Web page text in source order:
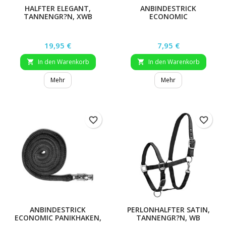
HALFTER ELEGANT,
TANNENGR?N, XWB
Preis
19,95 €
 In den Warenkorb
Mehr
ANBINDESTRICK
ECONOMIC
Preis
7,95 €
 In den Warenkorb
Mehr
ANBINDESTRICK
ECONOMIC PANIKHAKEN,
favorite_border
PERLONHALFTER SATIN,
TANNENGR?N, WB
favorite_border